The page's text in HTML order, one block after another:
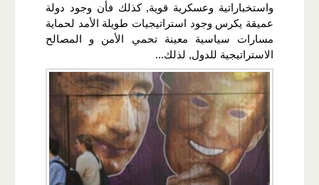
واستخباراتية وعسكرية قوية, كذلك فأن وجود دولة
عميقة يكرس وجود استراتيجيات طويلة الأمد لحماية
مسارات سياسية معينة تحمي الأمن و المصالح
الاستراتيجية للدول, لذلك...